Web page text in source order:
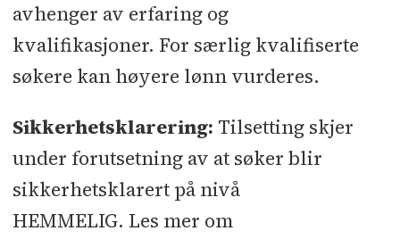
avhenger av erfaring og
kvalifikasjoner. For særlig kvalifiserte
søkere kan høyere lønn vurderes.
Sikkerhetsklarering: Tilsetting skjer
under forutsetning av at søker blir
sikkerhetsklarert på nivå
HEMMELIG. Les mer om